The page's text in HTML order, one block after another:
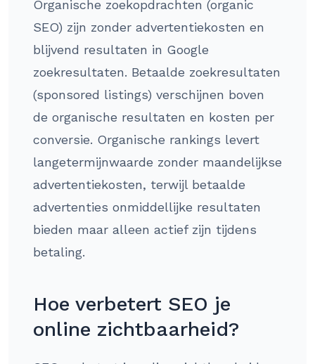
Organische zoekopdrachten (organic
SEO) zijn zonder advertentiekosten en
blijvend resultaten in Google
zoekresultaten. Betaalde zoekresultaten
(sponsored listings) verschijnen boven
de organische resultaten en kosten per
conversie. Organische rankings levert
langetermijnwaarde zonder maandelijkse
advertentiekosten, terwijl betaalde
advertenties onmiddellijke resultaten
bieden maar alleen actief zijn tijdens
betaling.
Hoe verbetert SEO je
online zichtbaarheid?